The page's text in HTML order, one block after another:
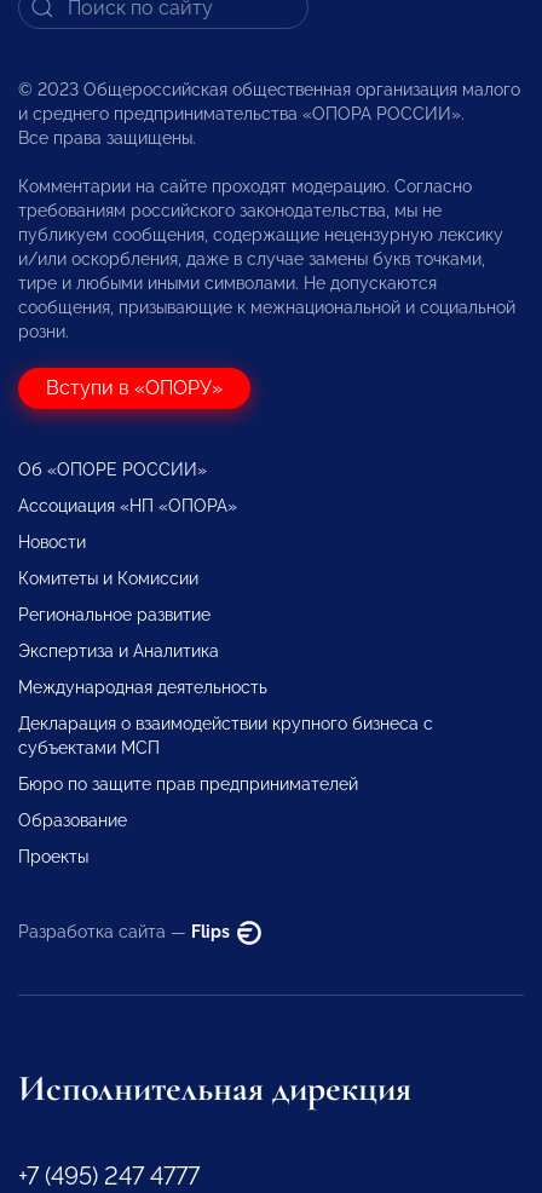
© 2023 Общероссийская общественная организация малого
и среднего предпринимательства «ОПОРА РОССИИ».
Все права защищены.
Комментарии на сайте проходят модерацию. Согласно
требованиям российского законодательства, мы не
публикуем сообщения, содержащие нецензурную лексику
и/или оскорбления, даже в случае замены букв точками,
тире и любыми иными символами. Не допускаются
сообщения, призывающие к межнациональной и социальной
розни.
Вступи в «ОПОРУ»
Об «ОПОРЕ РОССИИ»
Ассоциация «НП «ОПОРА»
Новости
Комитеты и Комиссии
Региональное развитие
Экспертиза и Аналитика
Международная деятельность
Декларация о взаимодействии крупного бизнеса с
субъектами МСП
Бюро по защите прав предпринимателей
Образование
Проекты
Разработка сайта — Flips
Исполнительная дирекция
+7 (495) 247 4777